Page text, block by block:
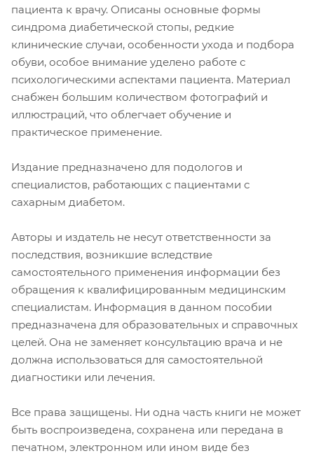
пациента к врачу. Описаны основные формы
синдрома диабетической стопы, редкие
клинические случаи, особенности ухода и подбора
обуви, особое внимание уделено работе с
психологическими аспектами пациента. Материал
снабжен большим количеством фотографий и
иллюстраций, что облегчает обучение и
практическое применение.
Издание предназначено для подологов и
специалистов, работающих с пациентами с
сахарным диабетом.
Авторы и издатель не несут ответственности за
последствия, возникшие вследствие
самостоятельного применения информации без
обращения к квалифицированным медицинским
специалистам. Информация в данном пособии
предназначена для образовательных и справочных
целей. Она не заменяет консультацию врача и не
должна использоваться для самостоятельной
диагностики или лечения.
Все права защищены. Ни одна часть книги не может
быть воспроизведена, сохранена или передана в
печатном, электронном или ином виде без